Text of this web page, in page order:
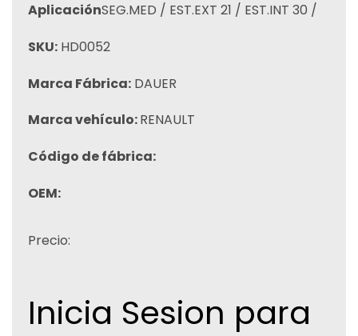
AplicaciónSEG.MED / EST.EXT 21 / EST.INT 30 /
SKU: HD0052
Marca Fábrica: DAUER
Marca vehículo:RENAULT
Código de fábrica:
OEM:
Precio:
Inicia Sesion para